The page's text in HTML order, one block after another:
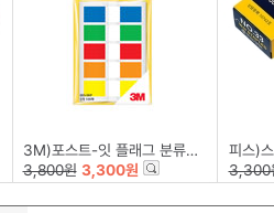
3M)포스트-잇 플래그 분류용(필름/683-5KP/44*12mm)
3,800원 3,300원
피스)
3,300